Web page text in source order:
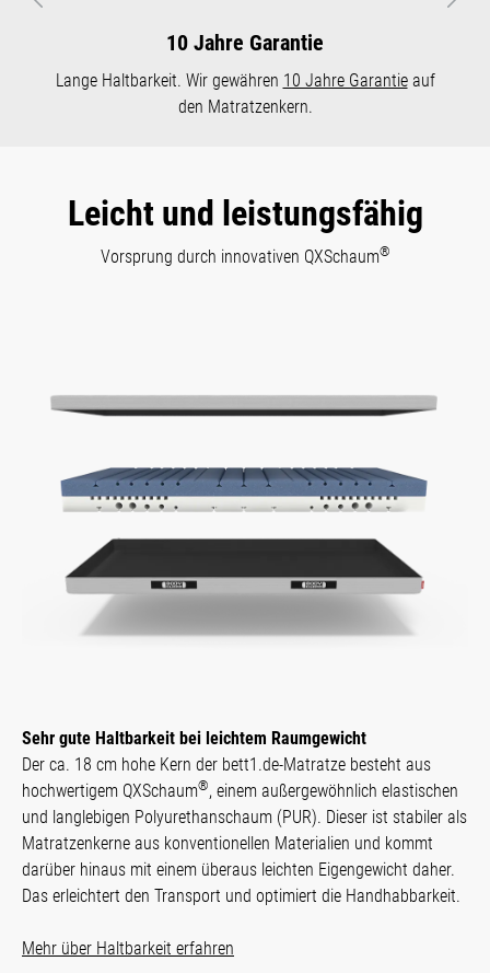
10 Jahre Garantie
Lange Haltbarkeit. Wir gewähren 10 Jahre Garantieauf
den Matratzenkern.
Vorheriges
Leicht und leistungsfähig
Vorsprung durch innovativen QXSchaum®
Sehr gute Haltbarkeit bei leichtem Raumgewicht
Der ca. 18 cm hohe Kern der bett1.de-Matratze besteht aus
hochwertigem QXSchaum®, einem außergewöhnlich elastischen
und langlebigen Polyurethanschaum (PUR). Dieser ist stabiler als
Matratzenkerne aus konventionellen Materialien und kommt
darüber hinaus mit einem überaus leichten Eigengewicht daher.
Das erleichtert den Transport und optimiert die Handhabbarkeit.
Mehr über Haltbarkeit erfahren